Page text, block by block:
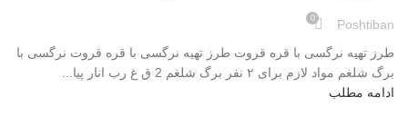
Poshtiban
0
طرز تهیه نرگسی با قره قروت طرز تهیه نرگسی با قره قروت نرگسی با
برگ شلغم مواد لازم برای ۲ نفر برگ شلغم 2 ق غ رب انار پیا...
ادامه مطلب